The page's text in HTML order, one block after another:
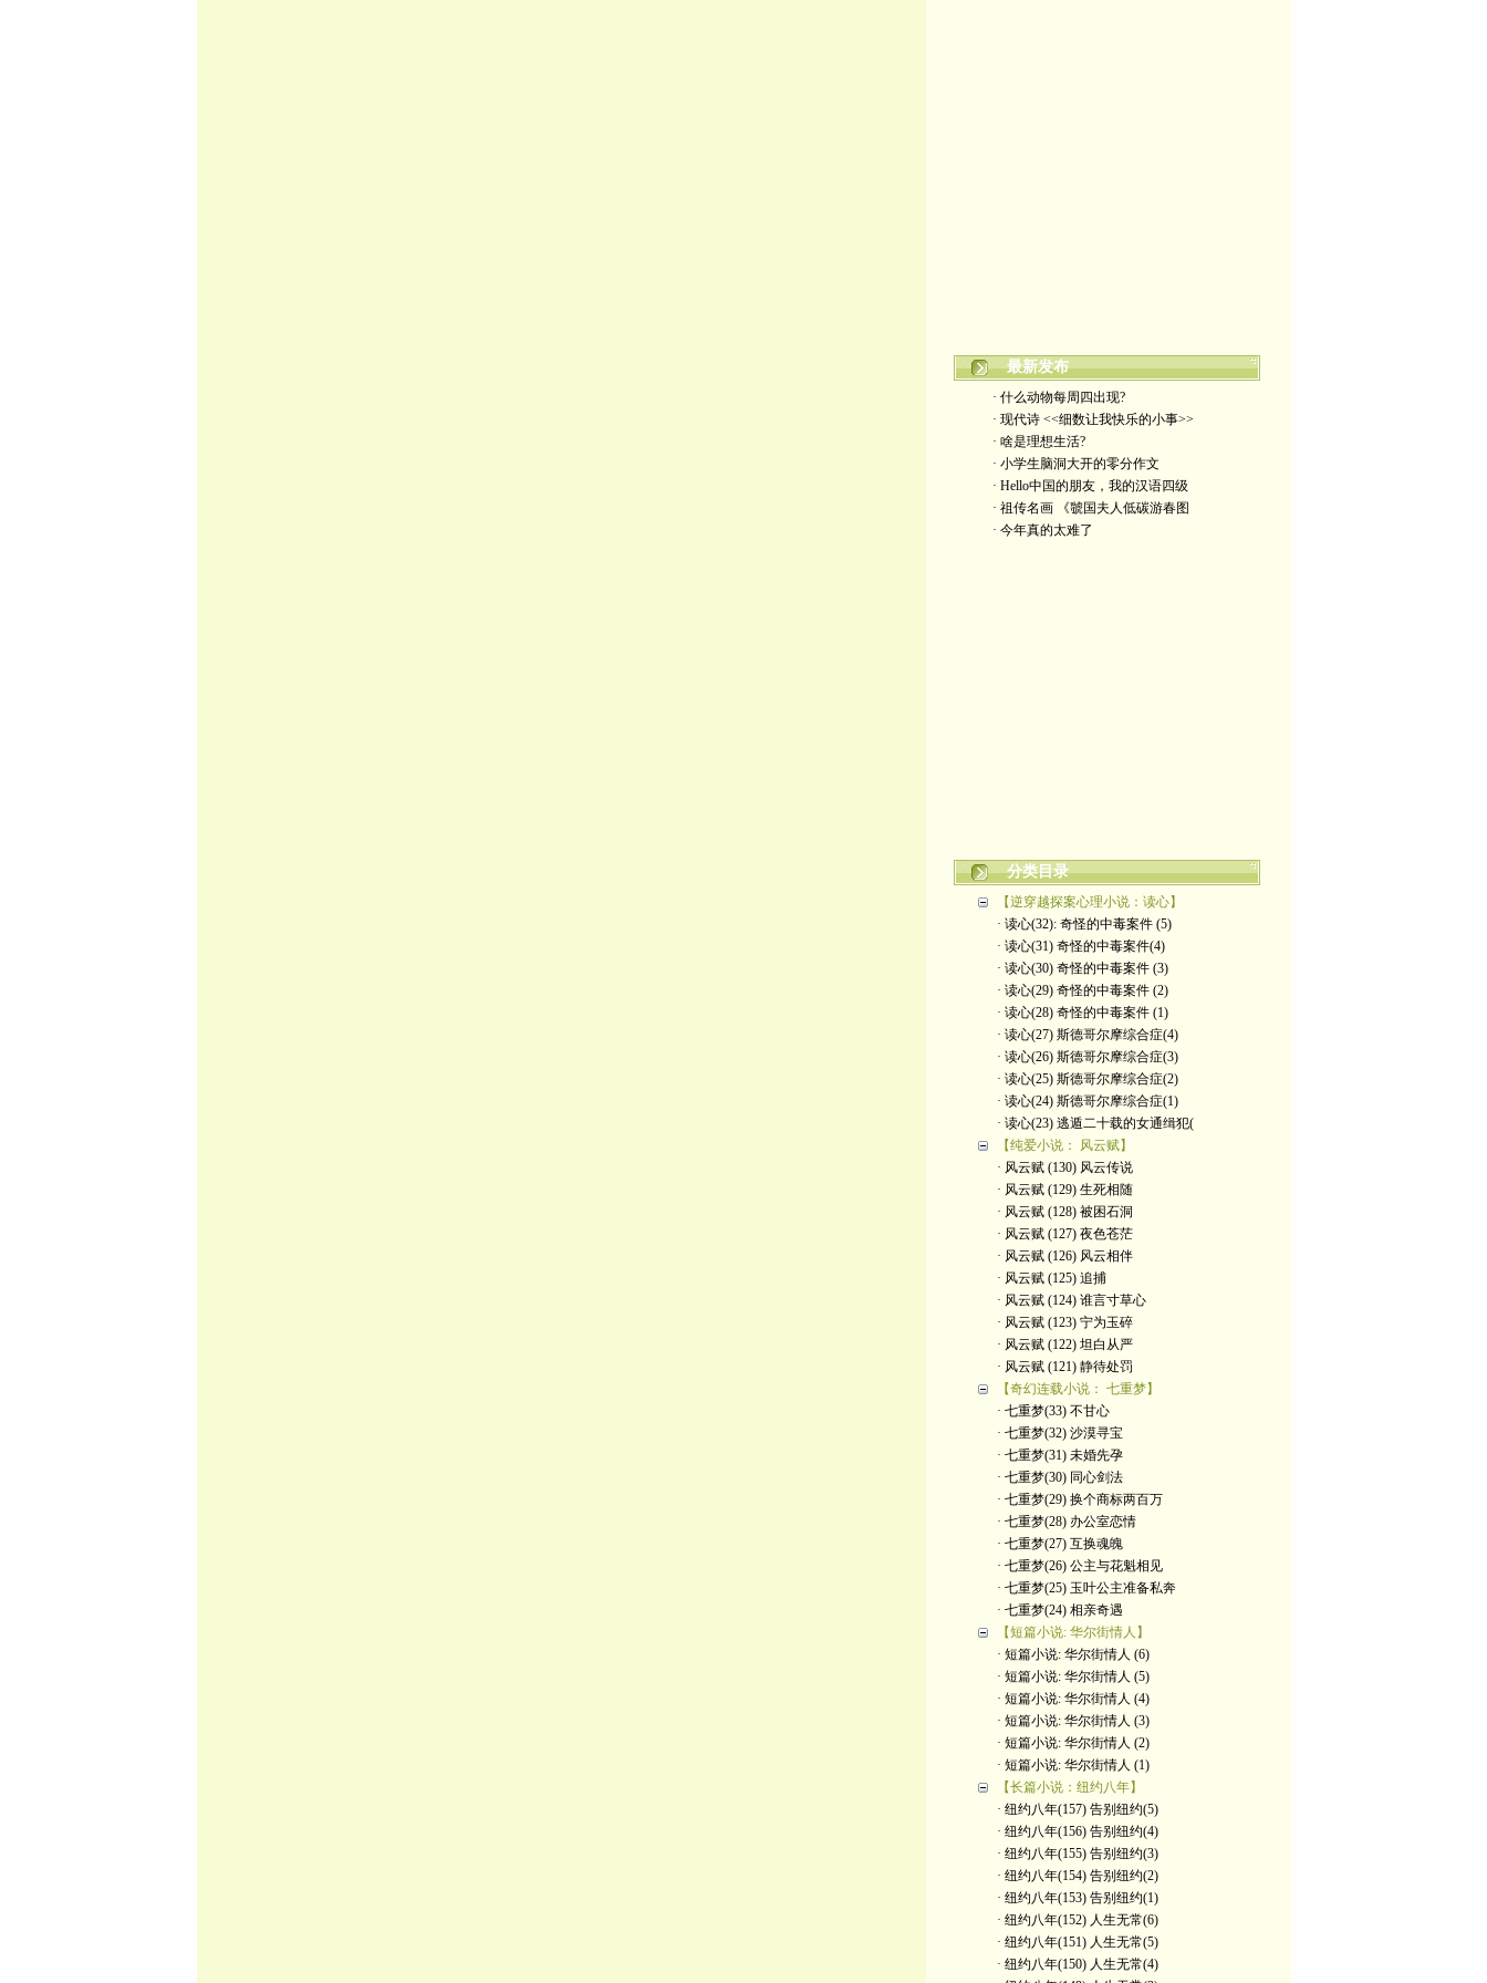
最新发布
· 什么动物每周四出现?
· 现代诗 <<细数让我快乐的小事>>
· 啥是理想生活?
· 小学生脑洞大开的零分作文
· Hello中国的朋友，我的汉语四级
· 祖传名画 《虢国夫人低碳游春图
· 今年真的太难了
分类目录
【逆穿越探案心理小说：读心】
· 读心(32): 奇怪的中毒案件 (5)
· 读心(31) 奇怪的中毒案件(4)
· 读心(30) 奇怪的中毒案件 (3)
· 读心(29) 奇怪的中毒案件 (2)
· 读心(28) 奇怪的中毒案件 (1)
· 读心(27) 斯德哥尔摩综合症(4)
· 读心(26) 斯德哥尔摩综合症(3)
· 读心(25) 斯德哥尔摩综合症(2)
· 读心(24) 斯德哥尔摩综合症(1)
· 读心(23) 逃遁二十载的女通缉犯(
【纯爱小说： 风云赋】
· 风云赋 (130) 风云传说
· 风云赋 (129) 生死相随
· 风云赋 (128) 被困石洞
· 风云赋 (127) 夜色苍茫
· 风云赋 (126) 风云相伴
· 风云赋 (125) 追捕
· 风云赋 (124) 谁言寸草心
· 风云赋 (123) 宁为玉碎
· 风云赋 (122) 坦白从严
· 风云赋 (121) 静待处罚
【奇幻连载小说： 七重梦】
· 七重梦(33) 不甘心
· 七重梦(32) 沙漠寻宝
· 七重梦(31) 未婚先孕
· 七重梦(30) 同心剑法
· 七重梦(29) 换个商标两百万
· 七重梦(28) 办公室恋情
· 七重梦(27) 互换魂魄
· 七重梦(26) 公主与花魁相见
· 七重梦(25) 玉叶公主准备私奔
· 七重梦(24) 相亲奇遇
【短篇小说: 华尔街情人】
· 短篇小说: 华尔街情人 (6)
· 短篇小说: 华尔街情人 (5)
· 短篇小说: 华尔街情人 (4)
· 短篇小说: 华尔街情人 (3)
· 短篇小说: 华尔街情人 (2)
· 短篇小说: 华尔街情人 (1)
【长篇小说：纽约八年】
· 纽约八年(157) 告别纽约(5)
· 纽约八年(156) 告别纽约(4)
· 纽约八年(155) 告别纽约(3)
· 纽约八年(154) 告别纽约(2)
· 纽约八年(153) 告别纽约(1)
· 纽约八年(152) 人生无常(6)
· 纽约八年(151) 人生无常(5)
· 纽约八年(150) 人生无常(4)